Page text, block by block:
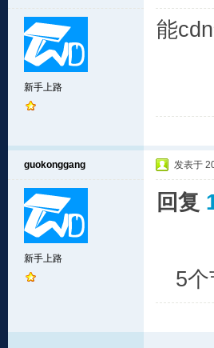
新手上路
能
guokonggang
新手上路
发表于
回复
5个